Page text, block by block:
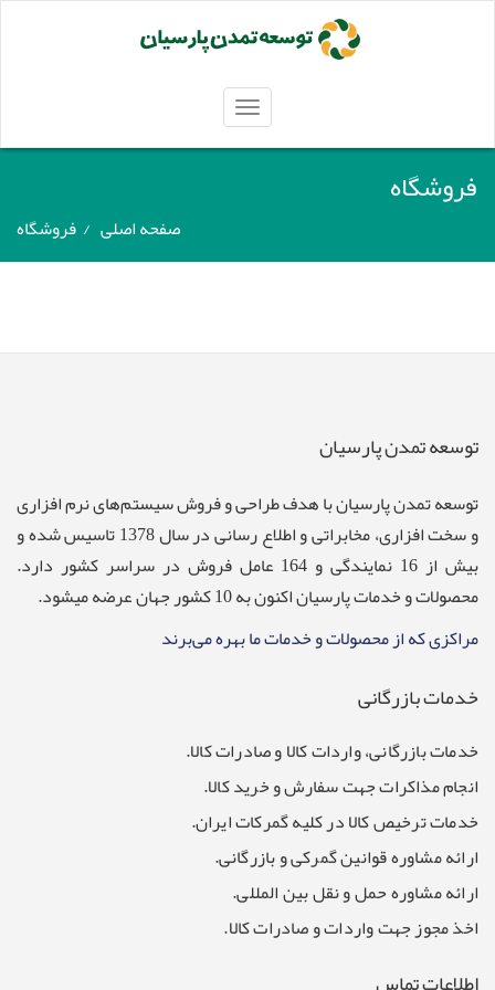
TOGGLE
NAVIGATION
فروشگاه
صفحه اصلی / فروشگاه
توسعه تمدن پارسیان
توسعه تمدن پارسيان با هدف طراحی و فروش سيستم‌های نرم افزاری
و سخت افزاری، مخابراتی و اطلاع رسانی در سال 1378 تاسیس شده و
بیش از 16 نمایندگی و 164 عامل فروش در سراسر کشور دارد.
محصولات و خدمات پارسیان اکنون به 10 کشور جهان عرضه میشود.
مراکزی که از محصولات و خدمات ما بهره می‌برند
خدمات بازرگانی
خدمات بازرگانی، واردات کالا و صادرات کالا.
انجام مذاکرات جهت سفارش و خرید کالا.
خدمات ترخیص کالا در کلیه گمرکات ایران.
ارائه مشاوره قوانین گمرکی و بازرگانی.
ارائه مشاوره حمل و نقل بین المللی.
اخذ مجوز جهت واردات و صادرات کالا.